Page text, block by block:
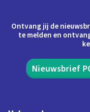
Ontvang jij de
te melden en
Nieuwsbrief